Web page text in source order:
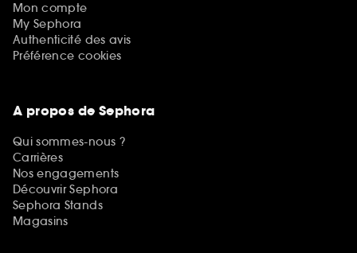
Mon compte
My Sephora
Authenticité des avis
Préférence cookies
A propos de Sephora
Qui sommes-nous ?
Carrières
Nos engagements
Découvrir Sephora
Sephora Stands
Magasins